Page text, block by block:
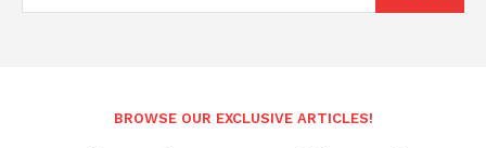
BROWSE OUR EXCLUSIVE ARTICLES!